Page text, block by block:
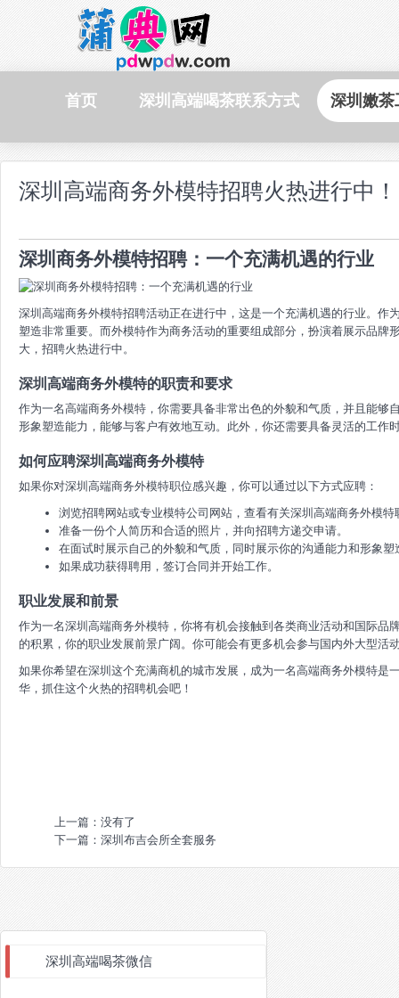
首页 深圳高端喝茶联系方式 深圳嫩茶
深圳高端商务外模特招聘火热进行中！
深圳商务外模特招聘：一个充满机遇的行业
深圳高端商务外模特招聘活动正在进行中，这是一个充满机遇的行业。作
塑造非常重要。而外模特作为商务活动的重要组成部分，扮演着展示品牌
大，招聘火热进行中。
深圳高端商务外模特的职责和要求
作为一名高端商务外模特，你需要具备非常出色的外貌和气质，并且能够
形象塑造能力，能够与客户有效地互动。此外，你还需要具备灵活的工作
如何应聘深圳高端商务外模特
如果你对深圳高端商务外模特职位感兴趣，你可以通过以下方式应聘：
浏览招聘网站或专业模特公司网站，查看有关深圳高端商务外模特
准备一份个人简历和合适的照片，并向招聘方递交申请。
在面试时展示自己的外貌和气质，同时展示你的沟通能力和形象塑
如果成功获得聘用，签订合同并开始工作。
职业发展和前景
作为一名深圳高端商务外模特，你将有机会接触到各类商业活动和国际品
的积累，你的职业发展前景广阔。你可能会有更多机会参与国内外大型活
如果你希望在深圳这个充满商机的城市发展，成为一名高端商务外模特是
华，抓住这个火热的招聘机会吧！
上一篇：没有了
下一篇： 深圳布吉会所全套服务
深圳高端喝茶微信